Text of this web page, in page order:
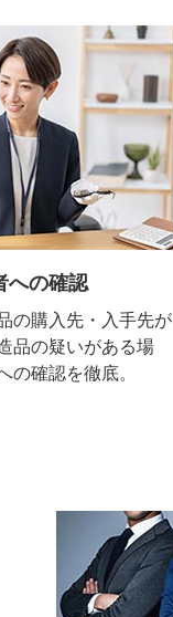
への確認
の購入先・入手先が
品の疑いがある場
の確認を徹底。